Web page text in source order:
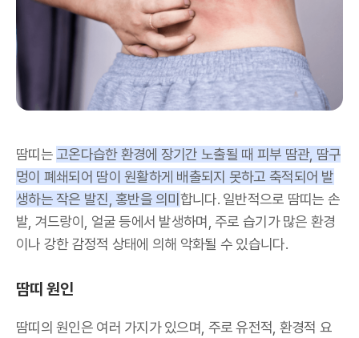
땀띠는고온다습한 환경에 장기간 노출될 때 피부 땀관, 땀구
멍이 폐쇄되어 땀이 원활하게 배출되지 못하고 축적되어 발
생하는 작은 발진, 홍반을 의미합니다. 일반적으로 땀띠는 손
발, 겨드랑이, 얼굴 등에서 발생하며, 주로 습기가 많은 환경
이나 강한 감정적 상태에 의해 악화될 수 있습니다.
땀띠 원인
땀띠의 원인은 여러 가지가 있으며, 주로 유전적, 환경적 요